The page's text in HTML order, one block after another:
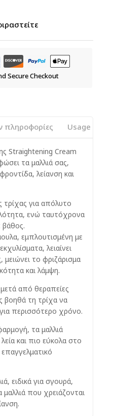
Secure Checkout
πληροφορίες Usage
Straightening Cream
τα μαλλιά σας,
λείανση και
τρίχας για απόλυτο
ενώ ταυτόχρονα
βάθος.
εμπλουτισμένη με
λειαίνει
μειώνει το φριζάρισμα
και λάμψη.
από θεραπείες
βοηθά τη τρίχα να
για περισσότερο χρόνο.
τα μαλλιά
και πιο εύκολα στο
ειδικά για σγουρά,
που χρειάζονται